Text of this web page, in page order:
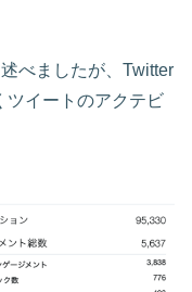
べましたが、Twitter
イートのアクテビ